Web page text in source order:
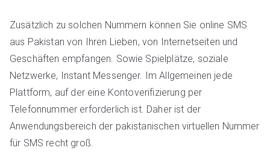
Zusätzlich zu solchen Nummern können Sie online SMS
aus Pakistan von Ihren Lieben, von Internetseiten und
Geschäften empfangen. Sowie Spielplätze, soziale
Netzwerke, Instant Messenger. Im Allgemeinen jede
Plattform, auf der eine Kontoverifizierung per
Telefonnummer erforderlich ist. Daher ist der
Anwendungsbereich der pakistanischen virtuellen Nummer
für SMS recht groß.